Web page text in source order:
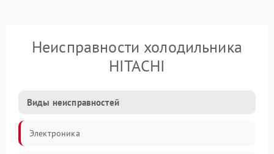
Неисправности холодильника
HITACHI
Виды неисправностей
Электроника